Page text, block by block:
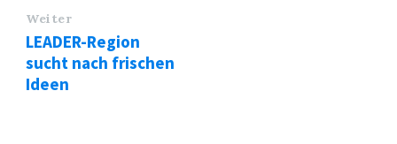
Weiter
LEADER-Region
sucht nach frischen
Ideen